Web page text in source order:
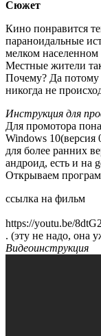
Сюжет
Кино понравится
параноидальные
мелком
Местные жители
Почему? Да потому
никогда не
Инструкция для
Для промотора
Windows 10(версия
для более ранних
андроид, есть и на
Открываем
ссылка на фильм
https://youtu.be/
. (эту не надо, она
Видеоинструкция